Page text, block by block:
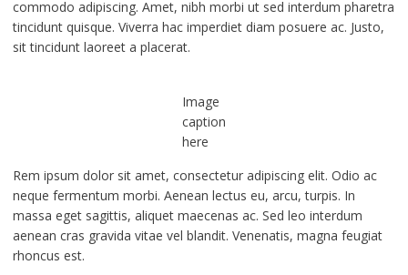
commodo adipiscing. Amet, nibh morbi ut sed interdum pharetra
tincidunt quisque. Viverra hac imperdiet diam posuere ac. Justo,
sit tincidunt laoreet a placerat.
Image
caption
here
Rem ipsum dolor sit amet, consectetur adipiscing elit. Odio ac
neque fermentum morbi. Aenean lectus eu, arcu, turpis. In
massa eget sagittis, aliquet maecenas ac. Sed leo interdum
aenean cras gravida vitae vel blandit. Venenatis, magna feugiat
rhoncus est.